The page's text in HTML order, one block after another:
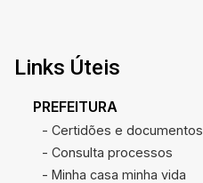
Links Úteis
PREFEITURA
- Certidões e documentos
- Consulta processos
- Minha casa minha vida